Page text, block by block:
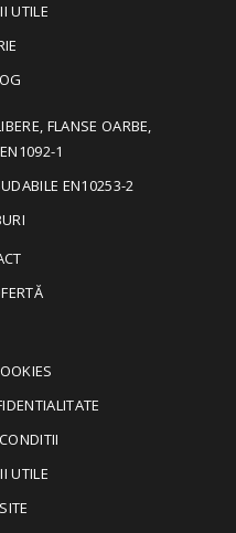
UTILE
FLANSE OARBE,
1
EN10253-2
UTILE